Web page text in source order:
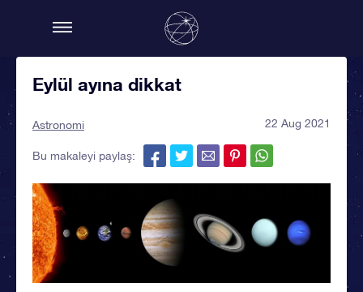
Eylül ayına dikkat
Astronomi 22 Aug 2021
Bu makaleyi paylaş: